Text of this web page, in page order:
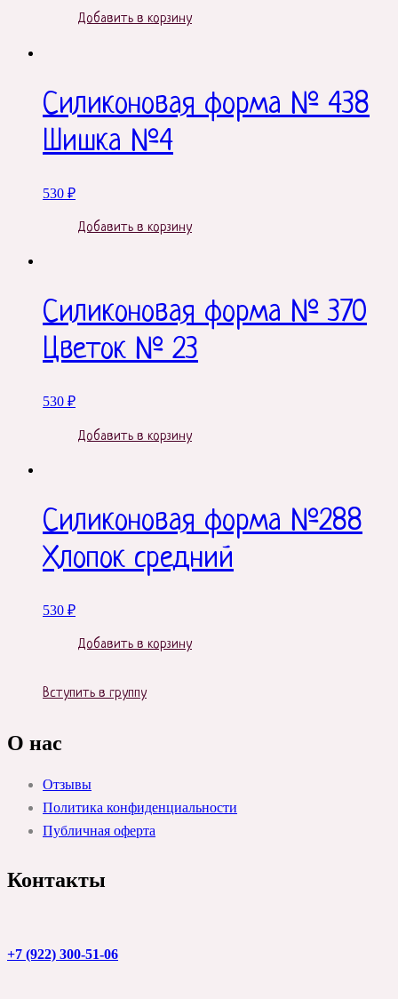
Добавить в корзину
Силиконовая форма № 438
Шишка №4
530 ₽
Добавить в корзину
Силиконовая форма № 370
Цветок № 23
530 ₽
Добавить в корзину
Силиконовая форма №288
Хлопок средний
530 ₽
Добавить в корзину
Вступить в группу
О нас
Отзывы
Политика конфиденциальности
Публичная оферта
Контакты
+7 (922) 300-51-06